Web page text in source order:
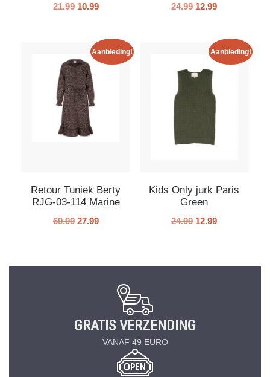
21.99 10.99 24.99 12.99
Aanbieding!
Retour Tuniek Berty
RJG-03-114 Marine
69.99 27.99
Aanbieding!
Kids Only jurk Paris
Green
24.99 12.99
GRATIS VERZENDING
VANAF 49 EURO